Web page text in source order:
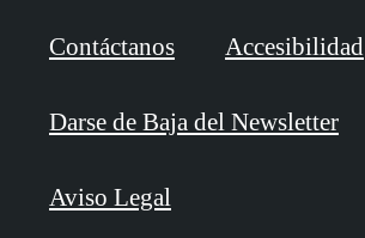
Contáctanos Accesibilidad
Darse de Baja del Newsletter
Aviso Legal